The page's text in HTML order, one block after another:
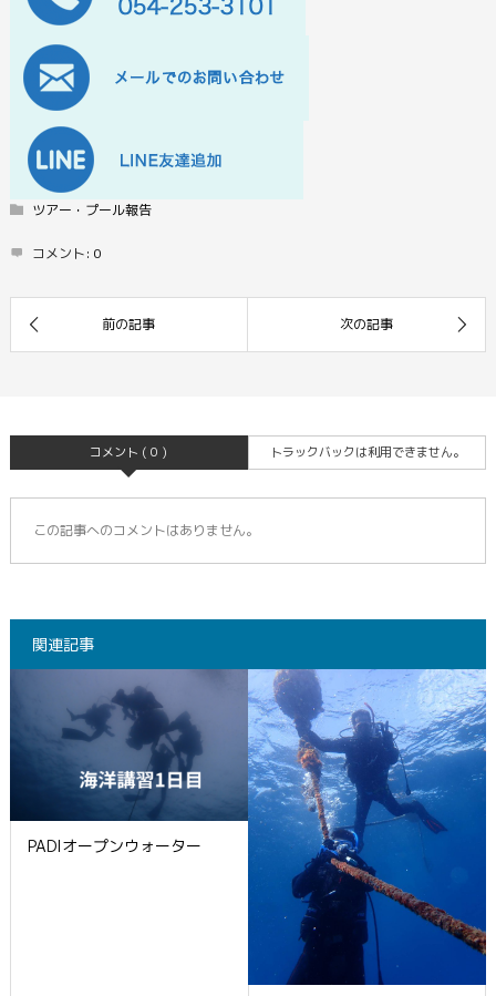
ツアー・プール報告
コメント: 0
コメント ( 0 ) トラックバックは利用できません。
この記事へのコメントはありません。
関連記事
PADIオープンウォーター